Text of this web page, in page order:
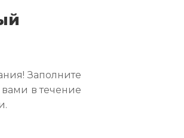
Заполните
в течение